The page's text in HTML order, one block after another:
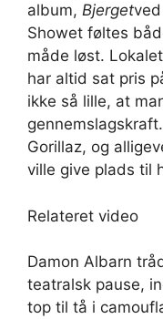
album, Bjerget
Showet føltes
måde løst.
har altid sat pris
ikke så lille, at
Gorillaz, og
ville give plads til
Relateret video
Damon Albarn
teatralsk pause,
top til tå i